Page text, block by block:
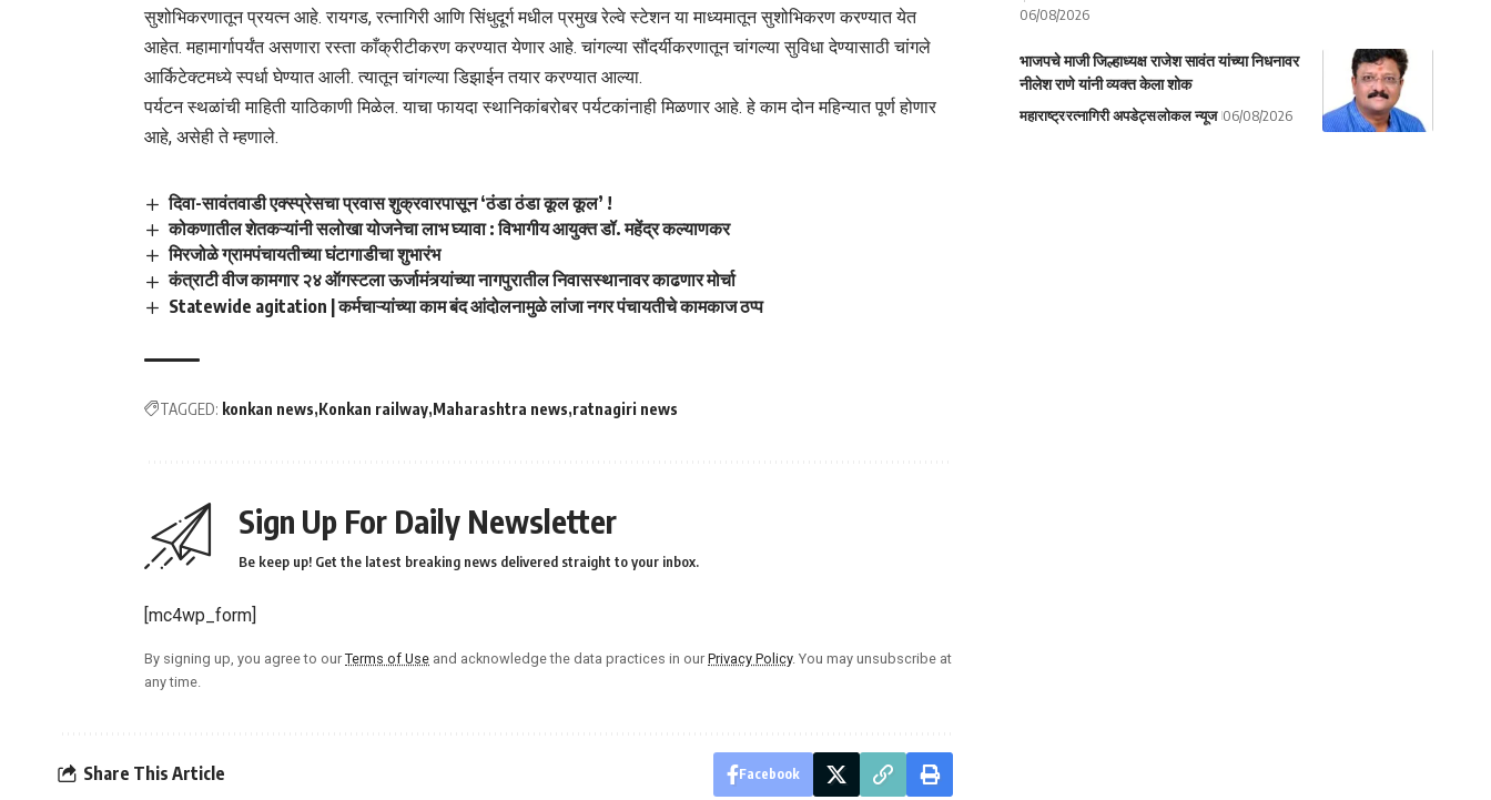
सुशोभिकरणातून प्रयत्न आहे. रायगड, रत्नागिरी आणि सिंधुदूर्ग मधील प्रमुख रेल्वे स्टेशन या माध्यमातून सुशोभिकरण करण्यात येत
आहेत. महामार्गापर्यंत असणारा रस्ता काँक्रीटीकरण करण्यात येणार आहे. चांगल्या सौंदर्यीकरणातून चांगल्या सुविधा देण्यासाठी चांगले
आर्किटेक्टमध्ये स्पर्धा घेण्यात आली. त्यातून चांगल्या डिझाईन तयार करण्यात आल्या.
पर्यटन स्थळांची माहिती याठिकाणी मिळेल. याचा फायदा स्थानिकांबरोबर पर्यटकांनाही मिळणार आहे. हे काम दोन महिन्यात पूर्ण होणार
आहे, असेही ते म्हणाले.
दिवा-सावंतवाडी एक्स्प्रेसचा प्रवास शुक्रवारपासून ‘ठंडा ठंडा कूल कूल’ !
कोकणातील शेतकऱ्यांनी सलोखा योजनेचा लाभ घ्यावा : विभागीय आयुक्त डॉ. महेंद्र कल्याणकर
मिरजोळे ग्रामपंचायतीच्या घंटागाडीचा शुभारंभ
कंत्राटी वीज कामगार २४ ऑगस्टला ऊर्जामंत्र्यांच्या नागपुरातील निवासस्थानावर काढणार मोर्चा
Statewide agitation | कर्मचाऱ्यांच्या काम बंद आंदोलनामुळे लांजा नगर पंचायतीचे कामकाज ठप्प
TAGGED: konkan news Konkan railway Maharashtra news ratnagiri news
Sign Up For Daily Newsletter
Be keep up! Get the latest breaking news delivered straight to your inbox.
[mc4wp_form]
By signing up, you agree to our Terms of Use and acknowledge the data practices in our Privacy Policy. You may unsubscribe at
any time.
Share This Article Facebook
06/08/2026
भाजपचे माजी जिल्हाध्यक्ष राजेश सावंत यांच्या निधनावर
नीलेश राणे यांनी व्यक्त केला शोक
महाराष्ट्ररत्नागिरी अपडेट्सलोकल न्यूज 06/08/2026